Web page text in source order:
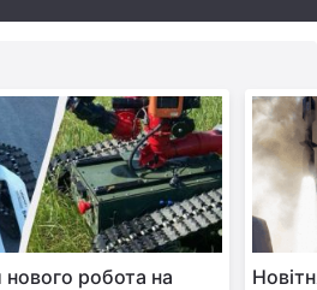
робота на